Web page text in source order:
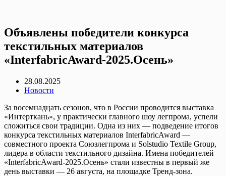
Объявлены победители конкурса
текстильных материалов
«InterfabricAward-2025.Осень»
28.08.2025
Новости
За восемнадцать сезонов, что в России проводится выставка
«Интерткань», у практически главного шоу легпрома, успели
сложиться свои традиции. Одна из них — подведение итогов
конкурса текстильных материалов InterfabricAward —
совместного проекта Союзлегпрома и Solstudio Textile Group,
лидера в области текстильного дизайна. Имена победителей
«InterfabricAward-2025.Осень» стали известны в первый же
день выставки — 26 августа, на площадке Тренд-зона.